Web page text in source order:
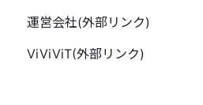
運営会社(外部リンク)
ViViViT(外部リンク)